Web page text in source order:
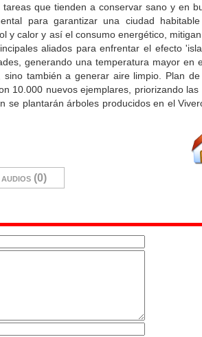
que tienden a conservar sano y en
para garantizar una ciudad
calor y así el consumo energético,
aliados para enfrentar el efecto
generando una temperatura mayor en
también a generar aire limpio. Plan
10.000 nuevos ejemplares, priorizando las
se plantarán árboles producidos en el
(0)